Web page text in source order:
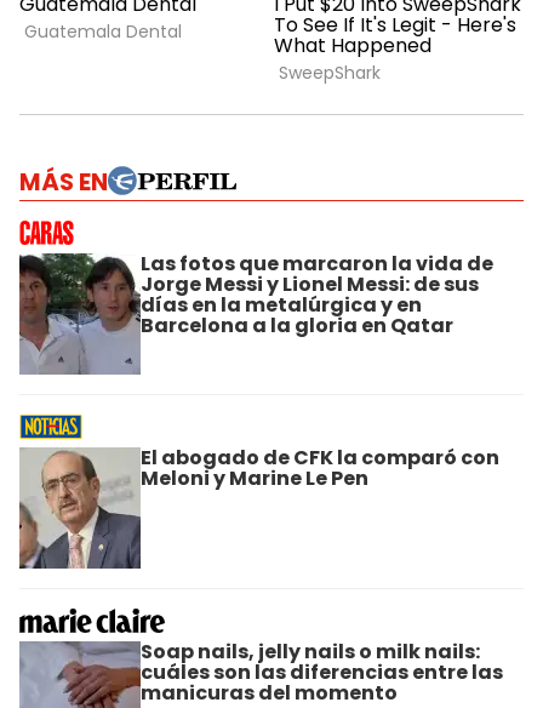
MÁS EN
Las fotos que marcaron la vida de
Jorge Messi y Lionel Messi: de sus
días en la metalúrgica y en
Barcelona a la gloria en Qatar
El abogado de CFK la comparó con
Meloni y Marine Le Pen
Soap nails, jelly nails o milk nails:
cuáles son las diferencias entre las
manicuras del momento